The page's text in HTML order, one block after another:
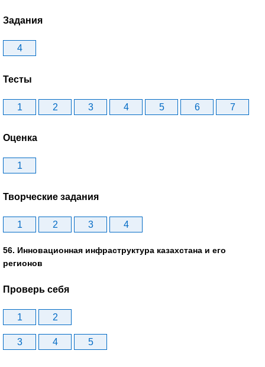
Задания
4
Тесты
1 2 3 4 5 6 7
Оценка
1
Творческие задания
1 2 3 4
56. Инновационная инфраструктура казахстана и его
регионов
Проверь себя
1 2
3 4 5